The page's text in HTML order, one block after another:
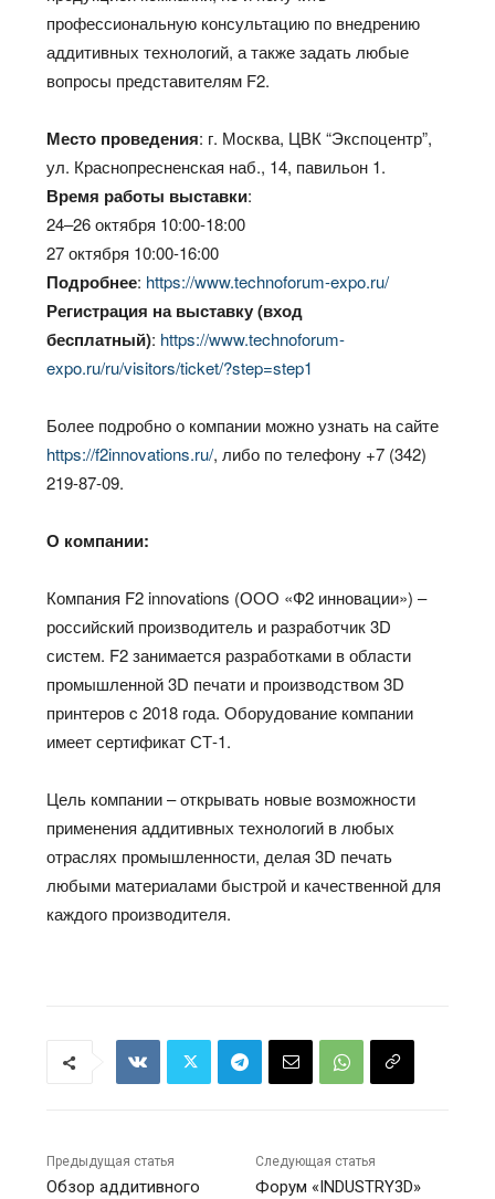
профессиональную консультацию по внедрению
аддитивных технологий, а также задать любые
вопросы представителям F2.
Место проведения: г. Москва, ЦВК “Экспоцентр”,
ул. Краснопресненская наб., 14, павильон 1.
Время работы выставки:
24–26 октября 10:00-18:00
27 октября 10:00-16:00
Подробнее: https://www.technoforum-expo.ru/
Регистрация на выставку (вход
бесплатный): https://www.technoforum-
expo.ru/ru/visitors/ticket/?step=step1
Более подробно о компании можно узнать на сайте
https://f2innovations.ru/, либо по телефону +7 (342)
219-87-09.
О компании:
Компания F2 innovations (ООО «Ф2 инновации») –
российский производитель и разработчик 3D
систем. F2 занимается разработками в области
промышленной 3D печати и производством 3D
принтеров c 2018 года. Оборудование компании
имеет сертификат СТ-1.
Цель компании – открывать новые возможности
применения аддитивных технологий в любых
отраслях промышленности, делая 3D печать
любыми материалами быстрой и качественной для
каждого производителя.
Предыдущая статья
Обзор аддитивного
Следующая статья
Форум «INDUSTRY3D»